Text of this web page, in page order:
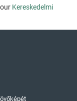
Kereskedelmi